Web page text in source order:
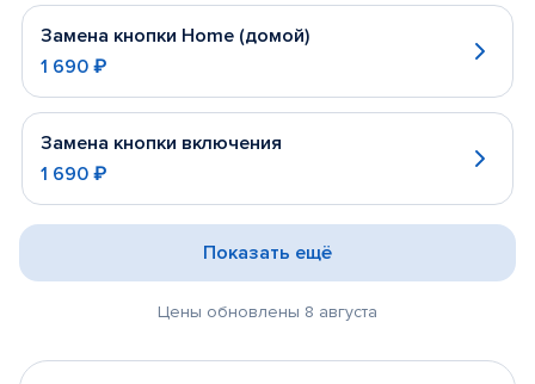
Замена кнопки Home (домой)
1 690 ₽
Замена кнопки включения
1 690 ₽
Цены обновлены 8 августа
Показать ещё